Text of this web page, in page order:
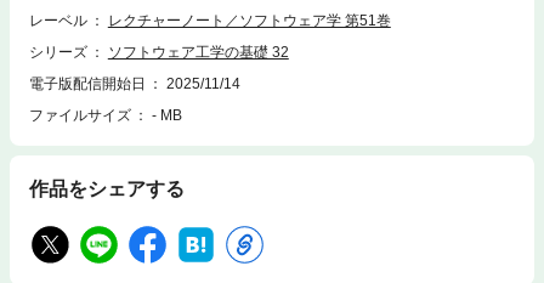
レーベル
レクチャーノート／ソフトウェア学 第51巻
シリーズ
ソフトウェア工学の基礎 32
電子版配信開始日
2025/11/14
ファイルサイズ
- MB
作品をシェアする